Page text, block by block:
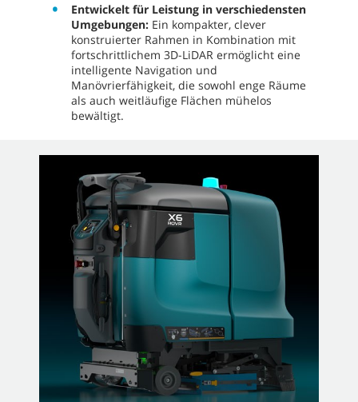
Entwickelt für Leistung in verschiedensten
Umgebungen: Ein kompakter, clever
konstruierter Rahmen in Kombination mit
fortschrittlichem 3D-LiDAR ermöglicht eine
intelligente Navigation und
Manövrierfähigkeit, die sowohl enge Räume
als auch weitläufige Flächen mühelos
bewältigt.